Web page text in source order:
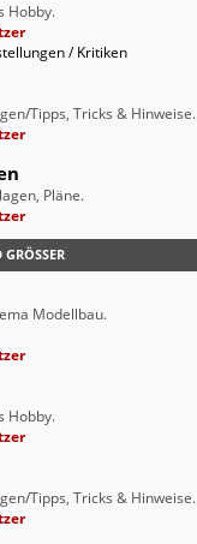
Hobby.
/ Kritiken
Tipps, Tricks & Hinweise.
Pläne.
Modellbau.
Hobby.
Tipps, Tricks & Hinweise.